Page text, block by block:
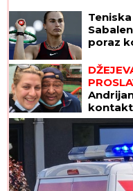
poraz
jedan